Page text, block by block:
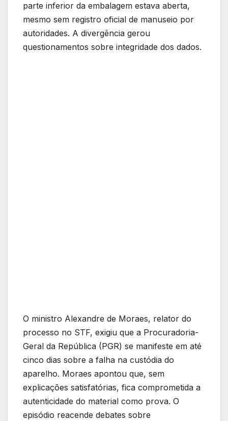
parte inferior da embalagem estava aberta,
mesmo sem registro oficial de manuseio por
autoridades. A divergência gerou
questionamentos sobre integridade dos dados.
O ministro Alexandre de Moraes, relator do
processo no STF, exigiu que a Procuradoria-
Geral da República (PGR) se manifeste em até
cinco dias sobre a falha na custódia do
aparelho. Moraes apontou que, sem
explicações satisfatórias, fica comprometida a
autenticidade do material como prova. O
episódio reacende debates sobre